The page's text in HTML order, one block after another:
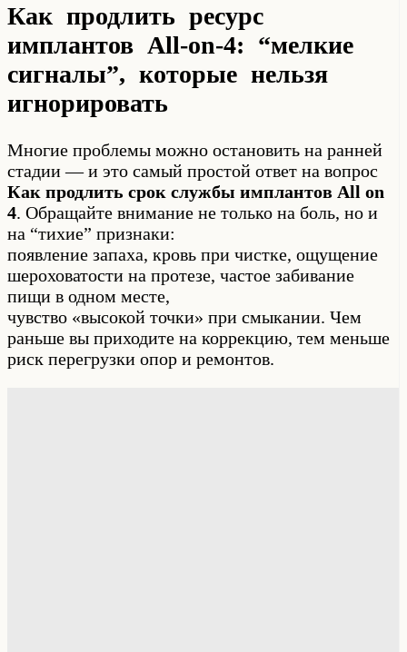
Как продлить ресурс
имплантов All-on-4: “мелкие
сигналы”, которые нельзя
игнорировать
Многие проблемы можно остановить на ранней
стадии — и это самый простой ответ на вопрос
Как продлить срок службы имплантов All on
4. Обращайте внимание не только на боль, но и
на “тихие” признаки:
появление запаха, кровь при чистке, ощущение
шероховатости на протезе, частое забивание
пищи в одном месте,
чувство «высокой точки» при смыкании. Чем
раньше вы приходите на коррекцию, тем меньше
риск перегрузки опор и ремонтов.